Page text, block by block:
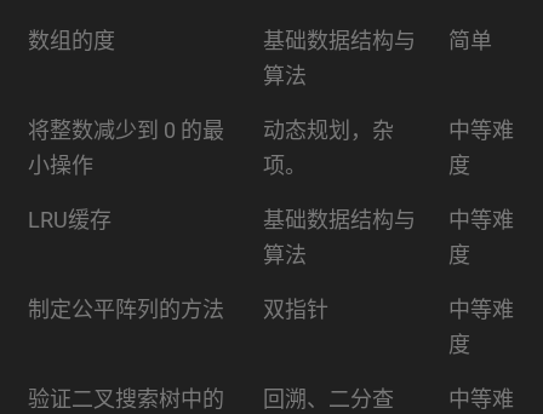
数组的度
基础数据结构与
算法
简单
将整数减少到 0 的最
小操作
动态规划，杂
项。
中等难
度
LRU缓存
基础数据结构与
算法
中等难
度
制定公平阵列的方法 双指针
中等难
度
验证二叉搜索树中的
回溯、二分查
中等难